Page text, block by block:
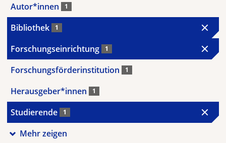
Autor*innen 1
Bibliothek 1
Forschungseinrichtung 1
Forschungsförderinstitution 1
Herausgeber*innen 1
Studierende 1
Mehr zeigen